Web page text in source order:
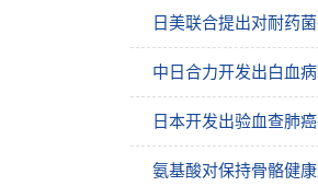
日美联合提出对耐药
中日合力开发出白血
日本开发出验血查肺
氨基酸对保持骨骼健康